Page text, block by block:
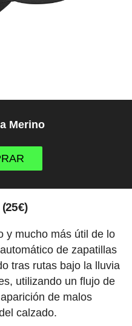
Merino
y mucho más útil de lo
de zapatillas
tras rutas bajo la lluvia
utilizando un flujo de
de malos
calzado.